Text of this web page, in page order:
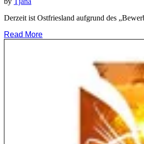
Derzeit ist Ostfriesland aufgrund des
Read More